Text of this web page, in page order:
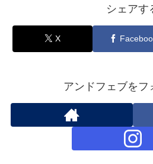
シェアす
X
アンドフェブをフ